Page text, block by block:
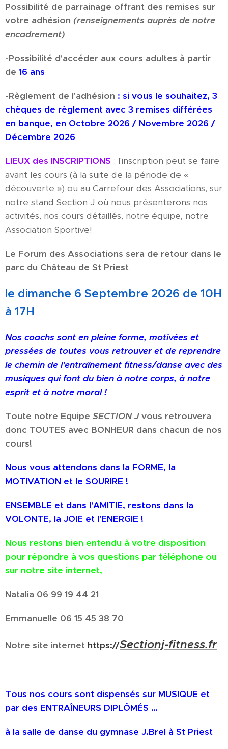
Possibilité de parrainage offrant des remises sur
votre adhésion (renseignements auprès de notre
encadrement)
-Possibilité d'accéder aux cours adultes à partir
de 16 ans
-Règlement de l'adhésion : si vous le souhaitez, 3
chèques de règlement avec 3 remises différées
en banque, en Octobre 2026 / Novembre 2026 /
Décembre 2026
LIEUX des INSCRIPTIONS : l'inscription peut se faire
avant les cours (à la suite de la période de «
découverte ») ou au Carrefour des Associations, sur
notre stand Section J où nous présenterons nos
activités, nos cours détaillés, notre équipe, notre
Association Sportive!
Le Forum des Associations sera de retour dans le
parc du Château de St Priest
le dimanche 6 Septembre 2026 de 10H
à 17H
Nos coachs sont en pleine forme, motivées et
pressées de toutes vous retrouver et de reprendre
le chemin de l'entraînement fitness/danse avec des
musiques qui font du bien à notre corps, à notre
esprit et à notre moral !
Toute notre Equipe SECTION Jvous retrouvera
donc TOUTES avec BONHEUR dans chacun de nos
cours!
Nous vous attendons dans la FORME, la
MOTIVATION et le SOURIRE !
ENSEMBLE et dans l'AMITIE, restons dans la
VOLONTE, la JOIE et l'ENERGIE !
Nous restons bien entendu à votre disposition
pour répondre à vos questions par téléphone ou
sur notre site internet,
Natalia 06 99 19 44 21
Emmanuelle 06 15 45 38 70
Notre site internet https://Sectionj-fitness.fr
Tous nos cours sont dispensés sur MUSIQUE et
par des ENTRAÎNEURS DIPLÔMÉS …
à la salle de danse du gymnase J.Brel à St Priest